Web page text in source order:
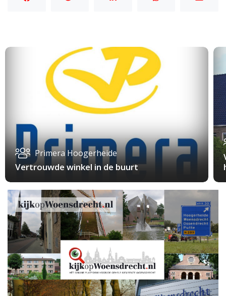
Primera Hoogerheide
Vertrouwde winkel in de buurt